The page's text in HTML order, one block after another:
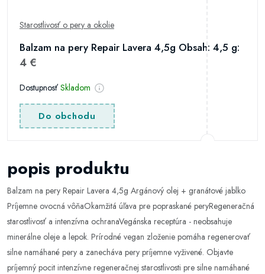
Starostlivosť o pery a okolie
Balzam na pery Repair Lavera 4,5g Obsah: 4,5 g:
4 €
Dostupnosť Skladom
Do obchodu
popis produktu
Balzam na pery Repair Lavera 4,5g Argánový olej + granátové jablko
Príjemne ovocná vôňaOkamžitá úľava pre popraskané peryRegeneračná
starostlivosť a intenzívna ochranaVegánska receptúra ​​- neobsahuje
minerálne oleje a lepok. Prírodné vegan zloženie pomáha regenerovať
silne namáhané pery a zanecháva pery príjemne vyživené. Objavte
príjemný pocit intenzívne regeneračnej starostlivosti pre silne namáhané